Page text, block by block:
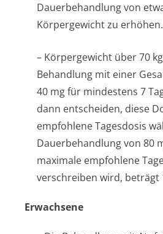
Dauerbehandlung von
Körpergewicht zu erhöhen.
– Körpergewicht über 70
Behandlung mit einer
40 mg für mindestens 7
dann entscheiden, diese
empfohlene Tagesdosis
Dauerbehandlung von 80
maximale empfohlene
verschreiben wird, beträgt
Erwachsene